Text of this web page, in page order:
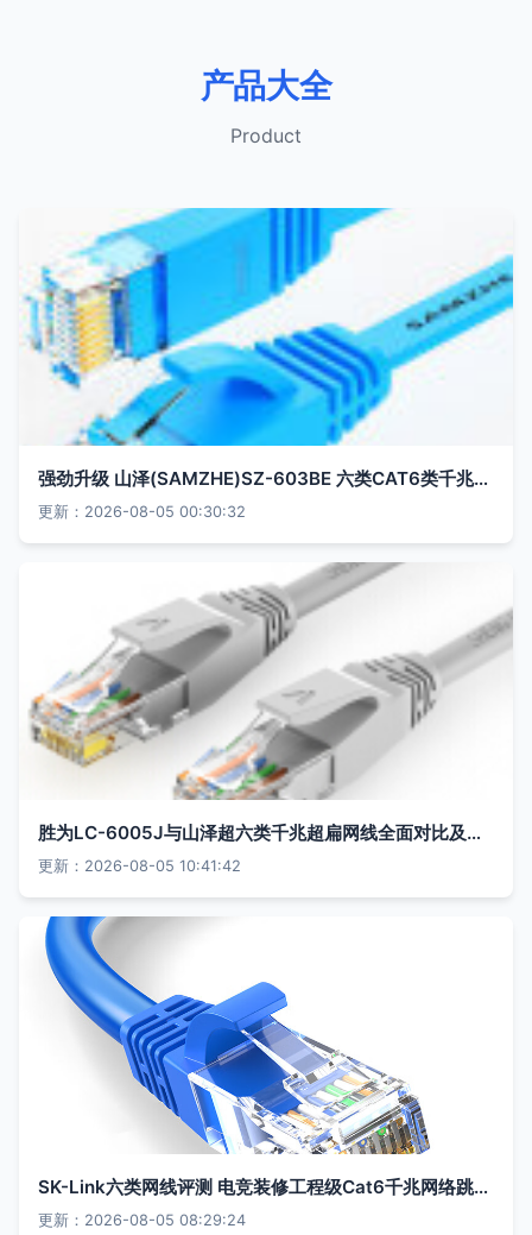
产品大全
Product
强劲升级 山泽(SAMZHE)SZ-603BE 六类CAT6类千兆扁平网线体验测评
更新：2026-08-05 00:30:32
胜为LC-6005J与山泽超六类千兆超扁网线全面对比及选购指南
更新：2026-08-05 10:41:42
SK-Link六类网线评测 电竞装修工程级Cat6千兆网络跳线畅速体验
更新：2026-08-05 08:29:24